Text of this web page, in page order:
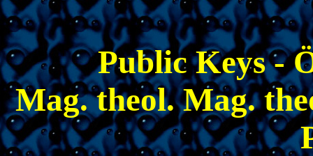
Public Keys -
Mag. theol. Mag.